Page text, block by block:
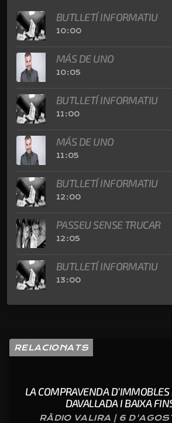
BUTLLETÍ INFORMATIU
10:00
MÁS DE UNO
10:05
BUTLLETÍ INFORMATIU
11:00
MÁS DE UNO
11:05
BUTLLETÍ INFORMATIU
12:00
PASSEU SENSE TRUCAR
12:05
BUTLLETÍ INFORMATIU
13:00
RELACIONATS
LA COMPRAVENDA
DAVALLADA I BAIXA
RÀDIO VALIRA | 6